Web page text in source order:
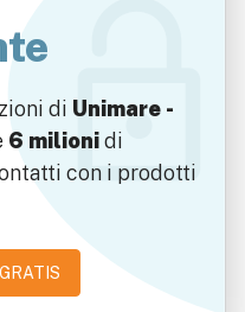
di Unimare -
6 milionidi
con i prodotti